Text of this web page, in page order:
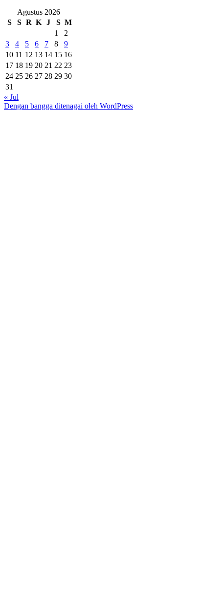
Agustus 2026
S
S R K J S M
1
2
3
4 5 6 7 8
9
10 11 12 13 14 15 16
17 18 19 20 21 22 23
24 25 26 27 28 29 30
31
« Jul
Dengan bangga ditenagai oleh WordPress